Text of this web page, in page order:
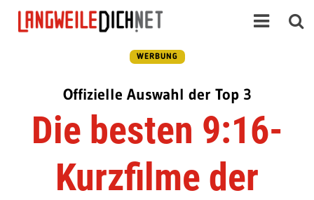
WERBUNG
Offizielle Auswahl der Top 3
Die besten 9:16-
Kurzfilme der